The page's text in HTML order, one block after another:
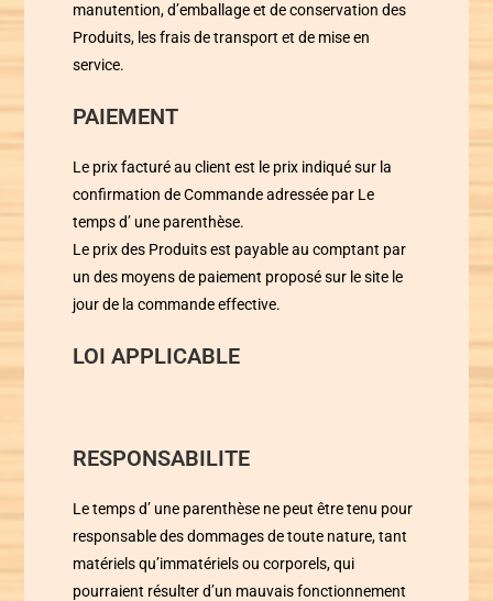
manutention, d’emballage et de conservation des
Produits, les frais de transport et de mise en
service.
PAIEMENT
Le prix facturé au client est le prix indiqué sur la
confirmation de Commande adressée par Le
temps d’ une parenthèse.
Le prix des Produits est payable au comptant par
un des moyens de paiement proposé sur le site le
jour de la commande effective.
LOI APPLICABLE
RESPONSABILITE
Le temps d’ une parenthèse ne peut être tenu pour
responsable des dommages de toute nature, tant
matériels qu’immatériels ou corporels, qui
pourraient résulter d’un mauvais fonctionnement